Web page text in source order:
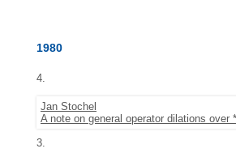
1980
4.
Jan Stochel
A note on general operator dilations over
3.